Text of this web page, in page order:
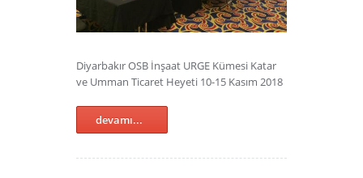
Diyarbakır OSB İnşaat URGE Kümesi Katar
ve Umman Ticaret Heyeti 10-15 Kasım 2018
devamı...